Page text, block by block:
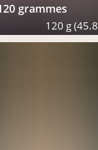
grammes
120 g